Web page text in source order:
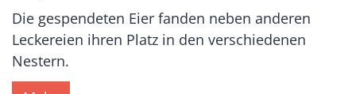
Die gespendeten Eier fanden neben anderen
Leckereien ihren Platz in den verschiedenen
Nestern.